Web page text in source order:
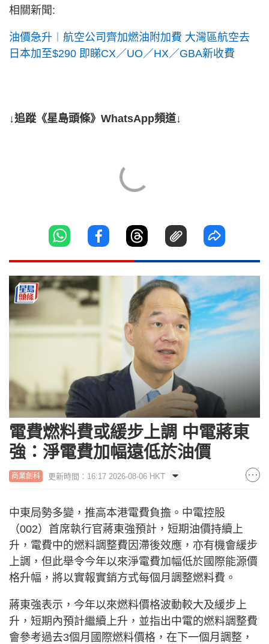
相關新聞:
油價急升︱航空公司齊加燃油附加費 大灣區航空去
日本加至$290 即睇CX／UO／HX／GBA新收費
↓追蹤《星島頭條》WhatsApp頻道↓
電費燃料費或緩步上調 中電蔣東
強：淨電費加幅遠低於油價
商業創科 更新時間：16:17 2026-08-06 HKT
中東局勢多變，推高本港電費負擔。中電控股
（002）首席執行官蔣東強預計，短期油價持續上
升，電費中的燃料調整費因滯後效應，亦有機會緩步
上調，但此舉令今年以來淨電費加幅低於國際能源價
格升幅，將以實報實銷方式每個月調整燃料費。
蔣東強表示，今年以來燃料價格波動較大及緩步上
升，短期內預計繼續上升，並指出中電的燃料調整費
會參考過去3個月國際燃料價格，在下一個月調整，